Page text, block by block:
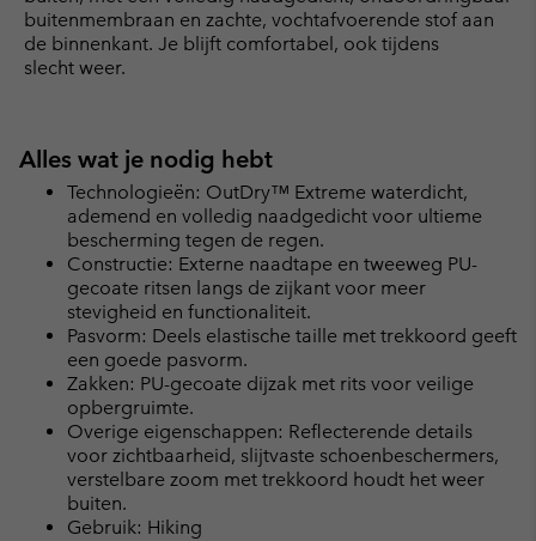
buitenmembraan en zachte, vochtafvoerende stof aan
de binnenkant. Je blijft comfortabel, ook tijdens
slecht weer.
Alles wat je nodig hebt
Technologieën: OutDry™ Extreme waterdicht,
ademend en volledig naadgedicht voor ultieme
bescherming tegen de regen.
Constructie: Externe naadtape en tweeweg PU-
gecoate ritsen langs de zijkant voor meer
stevigheid en functionaliteit.
Pasvorm: Deels elastische taille met trekkoord geeft
een goede pasvorm.
Zakken: PU-gecoate dijzak met rits voor veilige
opbergruimte.
Overige eigenschappen: Reflecterende details
voor zichtbaarheid, slijtvaste schoenbeschermers,
verstelbare zoom met trekkoord houdt het weer
buiten.
Gebruik: Hiking